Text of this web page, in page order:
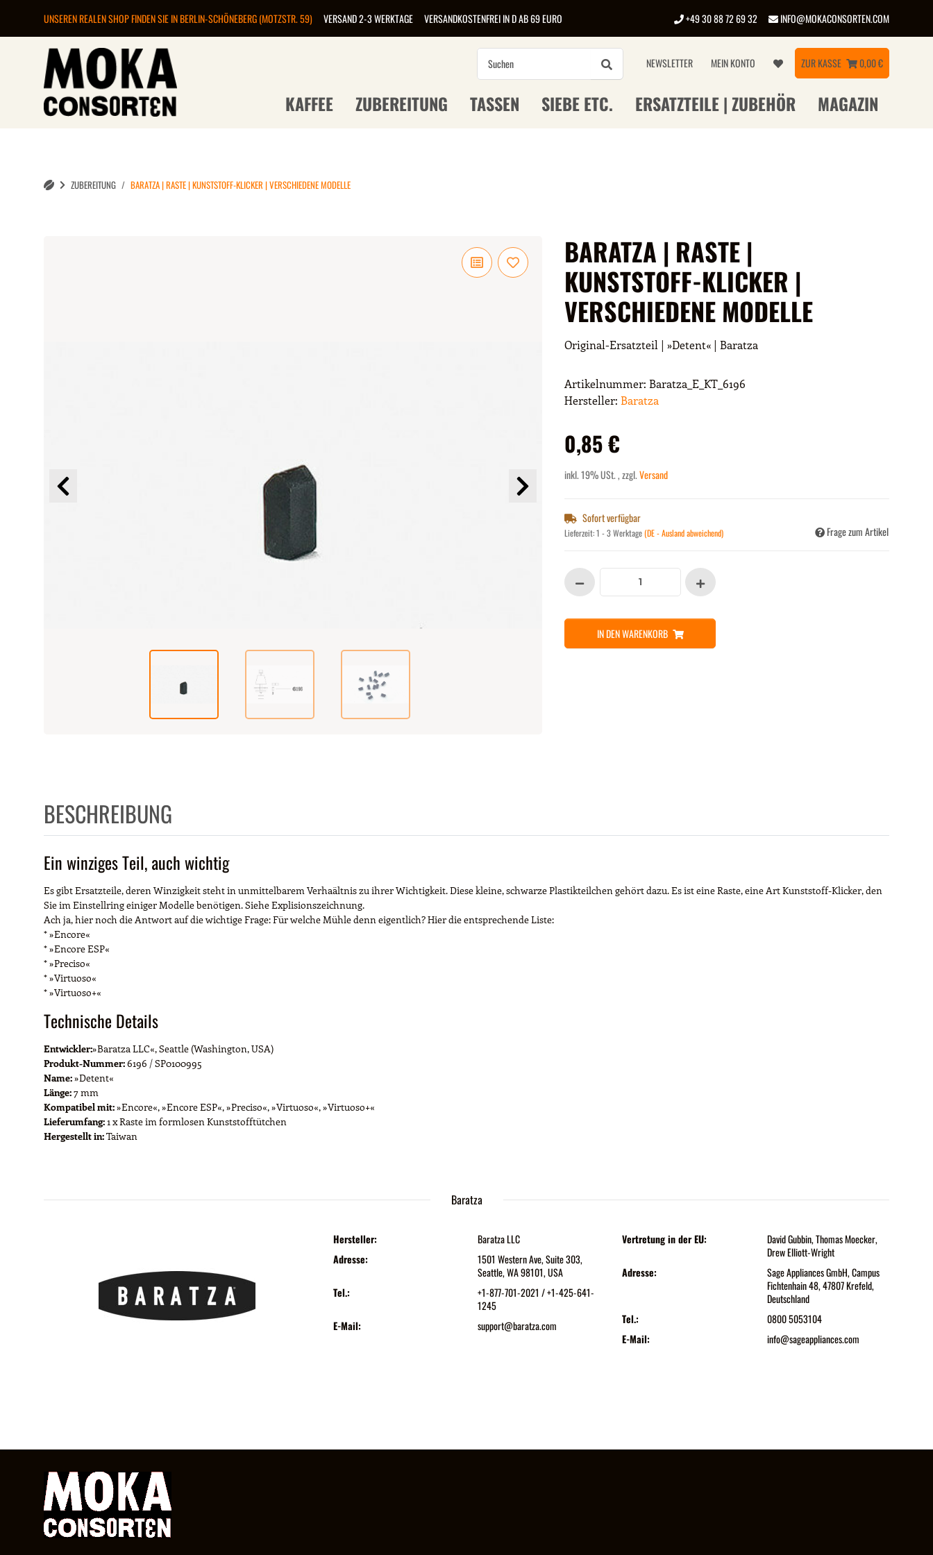
UNSEREN REALEN SHOP FINDEN SIE IN BERLIN-SCHÖNEBERG (MOTZSTR. 59) VERSAND 2-3 WERKTAGE VERSANDKOSTENFREI IN D AB 69 EURO +49 30 88 72 69 32 INFO@MOKACONSORTEN.COM
NEWSLETTER MEIN KONTO ZUR KASSE 0,00 €
KAFFEE ZUBEREITUNG TASSEN SIEBE ETC. ERSATZTEILE | ZUBEHÖR MAGAZIN
ZUBEREITUNG BARATZA | RASTE | KUNSTSTOFF-KLICKER | VERSCHIEDENE MODELLE
BARATZA | RASTE |
KUNSTSTOFF-KLICKER |
VERSCHIEDENE MODELLE
Original-Ersatzteil | »Detent« | Baratza
Artikelnummer: Baratza_E_KT_6196
Hersteller: Baratza
0,85 €
inkl. 19% USt. , zzgl.Versand
Sofort verfügbar
Lieferzeit:1 - 3 Werktage(DE - Ausland abweichend) Frage zum Artikel
IN DEN WARENKORB
BESCHREIBUNG
Ein winziges Teil, auch wichtig
Es gibt Ersatzteile, deren Winzigkeit steht in unmittelbarem Verhaältnis zu ihrer Wichtigkeit. Diese kleine, schwarze Plastikteilchen gehört dazu. Es ist eine Raste, eine Art Kunststoff-Klicker, den
Sie im Einstellring einiger Modelle benötigen. Siehe Explisionszeichnung.
Ach ja, hier noch die Antwort auf die wichtige Frage: Für welche Mühle denn eigentlich? Hier die entsprechende Liste:
* »Encore«
* »Encore ESP«
* »Preciso«
* »Virtuoso«
* »Virtuoso+«
Technische Details
Entwickler:»Baratza LLC«, Seattle (Washington, USA)
Produkt-Nummer:6196 / SP0100995
Name:»Detent«
Länge:7 mm
Kompatibel mit:»Encore«, »Encore ESP«, »Preciso«, »Virtuoso«, »Virtuoso+«
Lieferumfang:1 x Raste im formlosen Kunststofftütchen
Hergestellt in:Taiwan
Baratza
Hersteller:
Baratza LLC
Adresse:
1501 Western Ave, Suite 303,
Seattle, WA 98101, USA
Tel.:
+1-877-701-2021 / +1-425-641-
1245
E-Mail:
support@baratza.com
Vertretung in der EU:
David Gubbin, Thomas Moecker,
Drew Elliott-Wright
Adresse:
Sage Appliances GmbH, Campus
Fichtenhain 48, 47807 Krefeld,
Deutschland
Tel.:
0800 5053104
E-Mail:
info@sageappliances.com